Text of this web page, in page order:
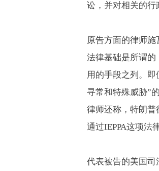
讼，并对相关的
原告方面的律师施
法律基础是所谓的
用的手段之列。
寻常和特殊威胁”
律师还称，特朗普
通过IEPPA这项法
代表被告的美国司